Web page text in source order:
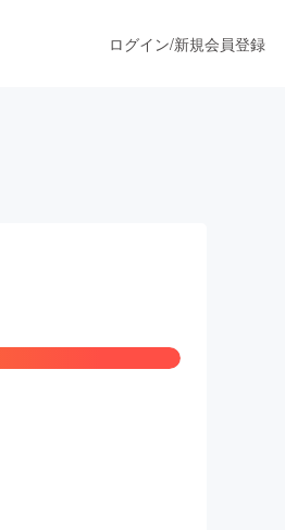
ログイン/新規会員登録